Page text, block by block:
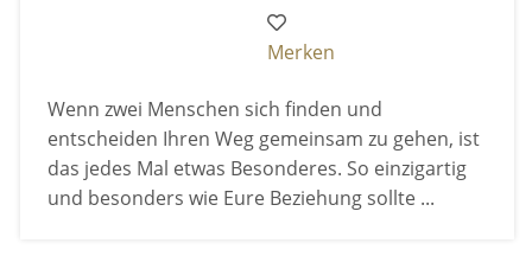
Merken
Wenn zwei Menschen sich finden und
entscheiden Ihren Weg gemeinsam zu gehen, ist
das jedes Mal etwas Besonderes. So einzigartig
und besonders wie Eure Beziehung sollte ...